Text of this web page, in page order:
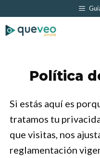
al
contenido
Política
Si estás aquí es
tratamos tu
que visitas, nos
reglamentación